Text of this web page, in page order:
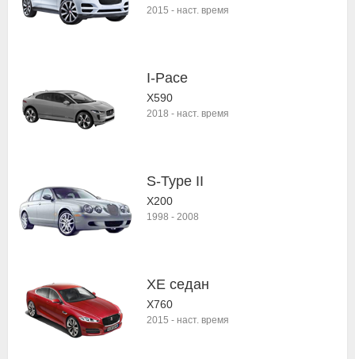
2015 - наст. время
I-Pace
X590
2018 - наст. время
S-Type II
X200
1998 - 2008
XE седан
X760
2015 - наст. время